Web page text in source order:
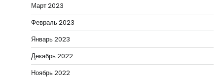
Март 2023
Февраль 2023
Январь 2023
Декабрь 2022
Ноябрь 2022